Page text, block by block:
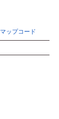
マップコード